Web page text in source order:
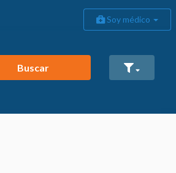
Soy médico
Buscar